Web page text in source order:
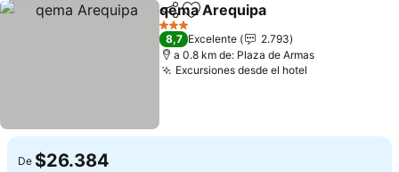
CompartirAgregar a favoritos
qema Arequipa
3 Estrellas
8,7 Excelente
2.793
a 0.8 km de: Plaza de Armas
Excursiones desde el hotel
De $26.384